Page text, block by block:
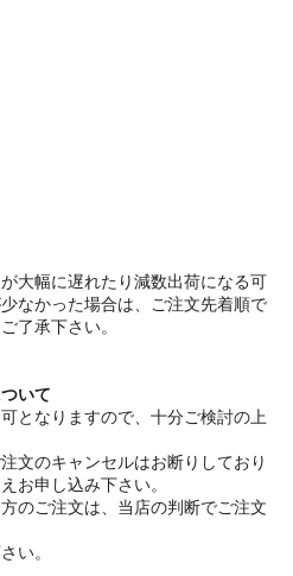
大幅に遅れたり減数出荷になる可
なかった場合は、ご注文先着順で
了承下さい。
いて
となりますので、十分ご検討の上
文のキャンセルはお断りしており
お申し込み下さい。
のご注文は、当店の判断でご注文
い。